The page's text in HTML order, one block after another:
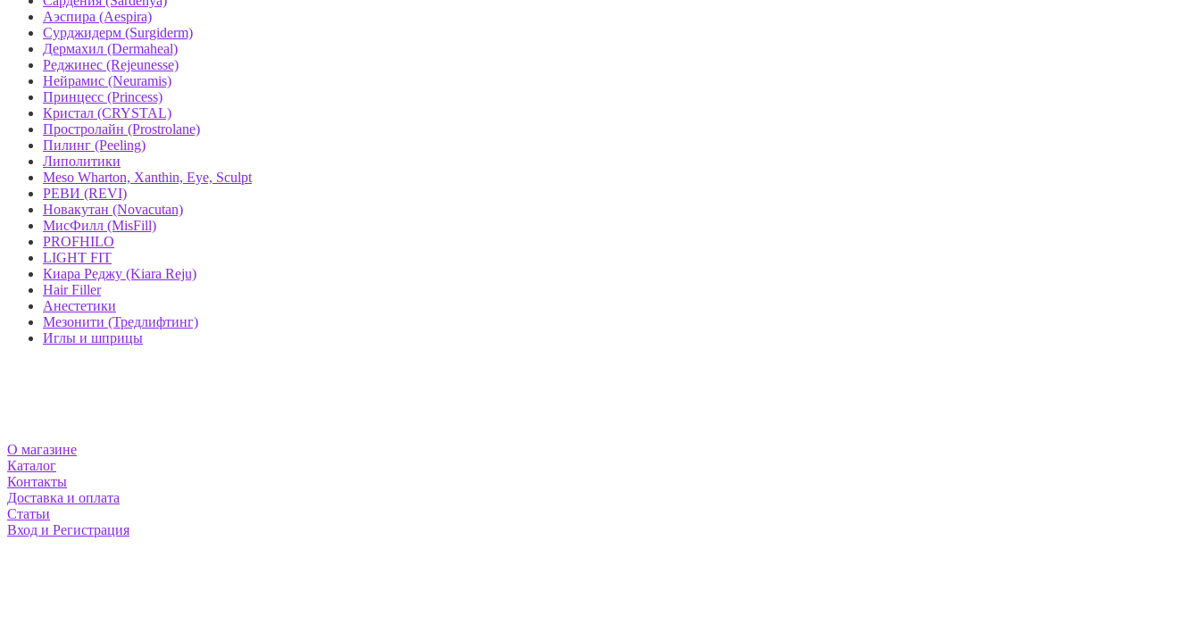
Аэспира (Aespira)
Сурджидерм (Surgiderm)
Дермахил (Dermaheal)
Реджинес (Rejeunesse)
Нейрамис (Neuramis)
Принцесс (Princess)
Кристал (CRYSTAL)
Простролайн (Prostrolane)
Пилинг (Peeling)
Липолитики
Meso Wharton, Xanthin, Eye, Sculpt
РЕВИ (REVI)
Новакутан (Novacutan)
МисФилл (MisFill)
PROFHILO
LIGHT FIT
Киара Реджу (Kiara Reju)
Hair Filler
Анестетики
Мезонити (Тредлифтинг)
Иглы и шприцы
О магазине
Каталог
Контакты
Доставка и оплата
Статьи
Вход и Регистрация